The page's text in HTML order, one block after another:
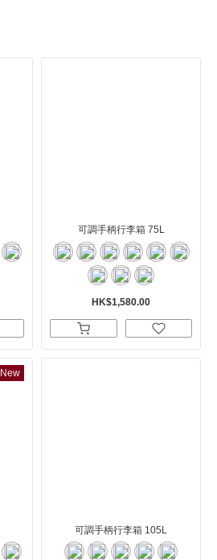
可調手柄行李箱 75L
HK$1,580.00
New
可調手柄行李箱 105L